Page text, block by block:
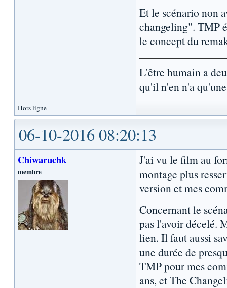
Et le scénario non
changeling". TMP
le concept du
L'être humain a
qu'il n'en n'a
Hors ligne
06-10-2016 08:20:13
Chiwaruchk
membre
J'ai vu le film au
montage plus
version et mes
Concernant le
pas l'avoir décelé.
lien. Il faut aussi
une durée de
TMP pour mes
ans, et The